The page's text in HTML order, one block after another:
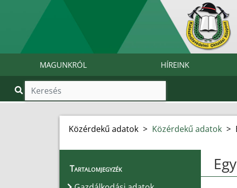
MAGUNKRÓL HÍREINK
Közérdekű adatok > Közérdekű adatok >
Tartalomjegyzék